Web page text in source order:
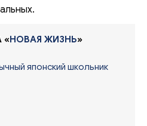
«НОВАЯ ЖИЗНЬ»
японский школьник